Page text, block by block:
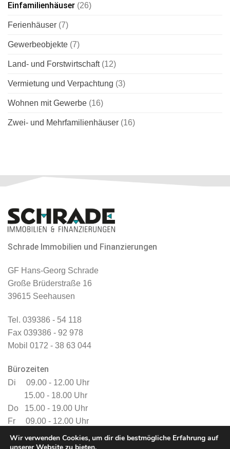
Einfamilienhäuser (26)
Ferienhäuser (7)
Gewerbeobjekte (7)
Land- und Forstwirtschaft(12)
Vermietung und Verpachtung (3)
Wohnen mit Gewerbe (16)
Zwei- und Mehrfamilienhäuser (16)
Schrade Immobilien und Finanzierungen
GF Hans-Georg Schrade
Große Brüderstraße 16
39615 Seehausen
Tel. 039386 - 54 118
Fax 039386 - 92 978
Mobil 0172 - 38 63 044
Bürozeiten
Di 09.00 - 12.00 Uhr
15.00 - 18.00 Uhr
Do 15.00 - 19.00 Uhr
Fr 09.00 - 12.00 Uhr
Gern auch nach Vereinbarung
Wir verwenden Cookies, um dir die bestmögliche Erfahrung auf